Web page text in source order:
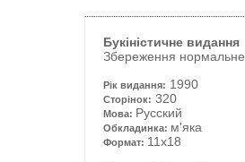
Букіністичне видання
Збереження нормальне
Рік видання: 1990
Сторінок: 320
Мова: Русский
Обкладинка: м'яка
Формат: 11x18